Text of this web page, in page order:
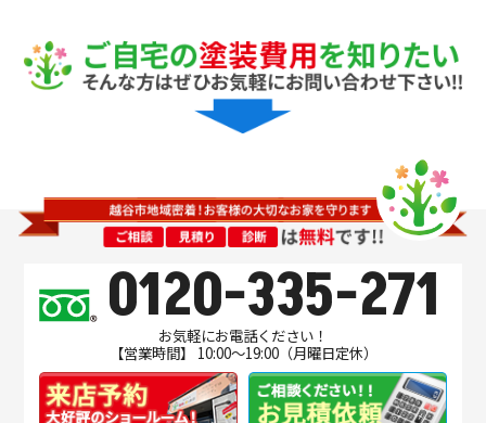
0120-335-271
お気軽にお電話ください！
【営業時間】 10:00～19:00（月曜日定休）